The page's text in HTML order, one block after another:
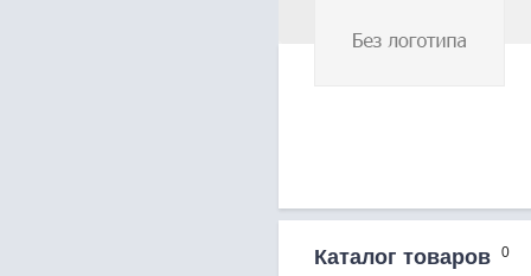
Каталог товаров 0